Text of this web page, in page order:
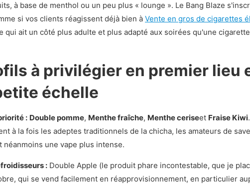
à base de menthol ou un peu plus « lounge ». Le Bang Blaze
si vos clients réagissent déjà bien à Vente en gros de cigarettes
qui ait un côté plus adulte et plus adapté aux soirées qu'une
à privilégier en premier lieu
échelle
: Double pomme, Menthe fraîche, Menthe ceriseet Fraise Kiwi
à la fois les adeptes traditionnels de la chicha, les amateurs de
une vape plus intense.
: Double Apple (le produit phare incontestable, que je
qui se vend facilement en réapprovisionnement, en particulier